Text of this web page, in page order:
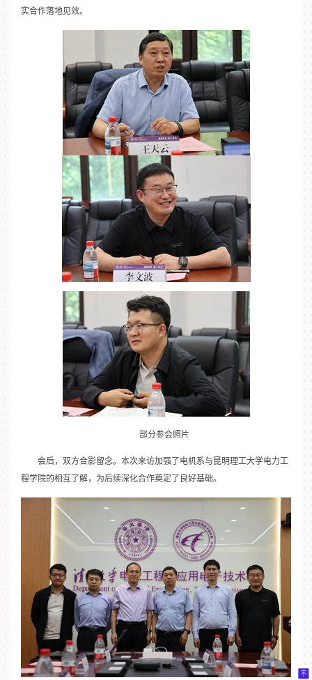
实合作落地见效。
部分参会照片
会后，双方合影留念。本次来访加强了电机系与昆明理工大学电力工
程学院的相互了解，为后续深化合作奠定了良好基础。